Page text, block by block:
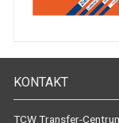
KONTAKT
TCW Transfer-